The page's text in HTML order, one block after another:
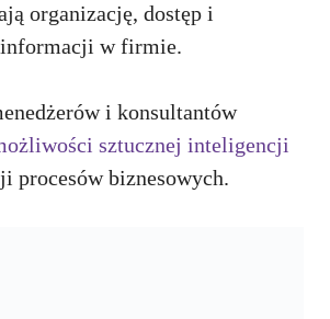
organizację, dostęp i
w firmie.
i konsultantów
sztucznej inteligencji
procesów biznesowych.